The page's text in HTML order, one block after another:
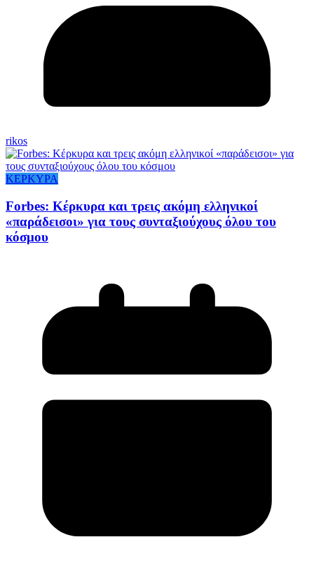
rikos
ΚΕΡΚΥΡΑ
Forbes: Κέρκυρα και τρεις ακόμη ελληνικοί
«παράδεισοι» για τους συνταξιούχους όλου του
κόσμου